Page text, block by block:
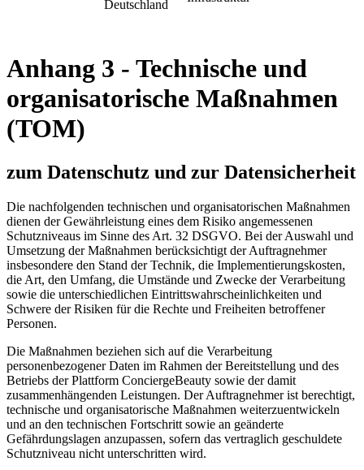
Deutschland
Anhang 3 - Technische und
organisatorische Maßnahmen
(TOM)
zum Datenschutz und zur Datensicherheit
Die nachfolgenden technischen und organisatorischen Maßnahmen
dienen der Gewährleistung eines dem Risiko angemessenen
Schutzniveaus im Sinne des Art. 32 DSGVO. Bei der Auswahl und
Umsetzung der Maßnahmen berücksichtigt der Auftragnehmer
insbesondere den Stand der Technik, die Implementierungskosten,
die Art, den Umfang, die Umstände und Zwecke der Verarbeitung
sowie die unterschiedlichen Eintrittswahrscheinlichkeiten und
Schwere der Risiken für die Rechte und Freiheiten betroffener
Personen.
Die Maßnahmen beziehen sich auf die Verarbeitung
personenbezogener Daten im Rahmen der Bereitstellung und des
Betriebs der Plattform ConciergeBeauty sowie der damit
zusammenhängenden Leistungen. Der Auftragnehmer ist berechtigt,
technische und organisatorische Maßnahmen weiterzuentwickeln
und an den technischen Fortschritt sowie an geänderte
Gefährdungslagen anzupassen, sofern das vertraglich geschuldete
Schutzniveau nicht unterschritten wird.